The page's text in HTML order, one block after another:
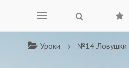
Уроки